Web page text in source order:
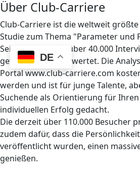
DE
Über Club-Carriere
Club-Carriere ist die weltweit
Studie zum Thema "Parameter und
Seit 1997 wurden über 40.000
geführt und ausgewertet. Die
Portal www.club-carriere.com
werden und ist für junge Talente,
Suchende als Orientierung für
individuellen Erfolg gedacht.
Die derzeit über 110.000 Besucher
zudem dafür, dass die
veröffentlicht wurden, einen
genießen.